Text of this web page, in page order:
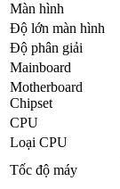
Màn hình
Độ lớn màn hình
Độ phân giải
Mainboard
Motherboard
Chipset
CPU
Loại CPU
Tốc độ máy